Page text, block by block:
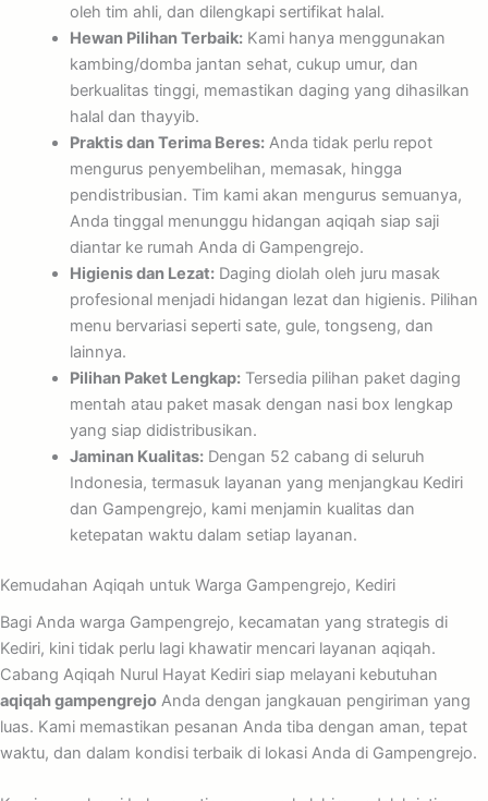
oleh tim ahli, dan dilengkapi sertifikat halal.
Hewan Pilihan Terbaik:Kami hanya menggunakan
kambing/domba jantan sehat, cukup umur, dan
berkualitas tinggi, memastikan daging yang dihasilkan
halal dan thayyib.
Praktis dan Terima Beres:Anda tidak perlu repot
mengurus penyembelihan, memasak, hingga
pendistribusian. Tim kami akan mengurus semuanya,
Anda tinggal menunggu hidangan aqiqah siap saji
diantar ke rumah Anda di Gampengrejo.
Higienis dan Lezat:Daging diolah oleh juru masak
profesional menjadi hidangan lezat dan higienis. Pilihan
menu bervariasi seperti sate, gule, tongseng, dan
lainnya.
Pilihan Paket Lengkap:Tersedia pilihan paket daging
mentah atau paket masak dengan nasi box lengkap
yang siap didistribusikan.
Jaminan Kualitas:Dengan 52 cabang di seluruh
Indonesia, termasuk layanan yang menjangkau Kediri
dan Gampengrejo, kami menjamin kualitas dan
ketepatan waktu dalam setiap layanan.
Kemudahan Aqiqah untuk Warga Gampengrejo, Kediri
Bagi Anda warga Gampengrejo, kecamatan yang strategis di
Kediri, kini tidak perlu lagi khawatir mencari layanan aqiqah.
Cabang Aqiqah Nurul Hayat Kediri siap melayani kebutuhan
aqiqah gampengrejo Anda dengan jangkauan pengiriman yang
luas. Kami memastikan pesanan Anda tiba dengan aman, tepat
waktu, dan dalam kondisi terbaik di lokasi Anda di Gampengrejo.